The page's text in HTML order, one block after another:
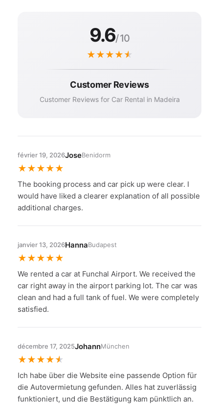
9.6/ 10
★★★★★
Customer Reviews
Customer Reviews for Car Rental in Madeira
février 19, 2026JoseBenidorm
★★★★★
The booking process and car pick up were clear. I
would have liked a clearer explanation of all possible
additional charges.
janvier 13, 2026HannaBudapest
★★★★★
We rented a car at Funchal Airport. We received the
car right away in the airport parking lot. The car was
clean and had a full tank of fuel. We were completely
satisfied.
décembre 17, 2025JohannMünchen
★★★★★
Ich habe über die Website eine passende Option für
die Autovermietung gefunden. Alles hat zuverlässig
funktioniert, und die Bestätigung kam pünktlich an.